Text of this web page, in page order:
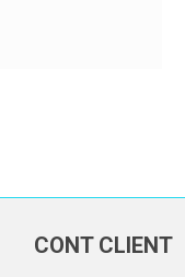
CONT CLIENT